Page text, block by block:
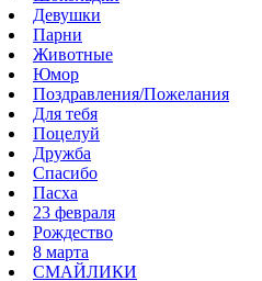
Девушки
Парни
Животные
Юмор
Поздравления/Пожелания
Для тебя
Поцелуй
Дружба
Спасибо
Пасха
23 февраля
Рождество
8 марта
СМАЙЛИКИ